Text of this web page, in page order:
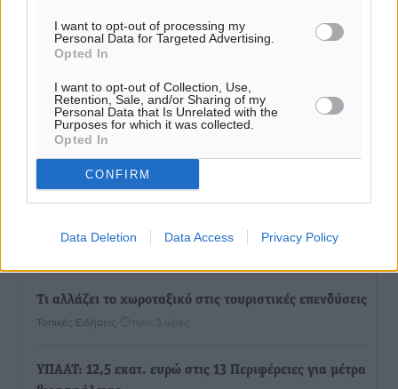
I want to opt-out of processing my
Personal Data for Targeted Advertising.
Opted In
I want to opt-out of Collection, Use,
Retention, Sale, and/or Sharing of my
Personal Data that Is Unrelated with the
Purposes for which it was collected.
Opted In
CONFIRM
Data Deletion Data Access Privacy Policy
Ροή ειδήσεων
αναχωρούν από Πειραιά, Ραφήνα και Λαύριο
Τι αλλάζει το χωροταξικό στις τουριστικές επενδύσεις
Τοπικές Ειδήσεις πριν 3 ώρες
ΥΠΑΑΤ: 12,5 εκατ. ευρώ στις 13 Περιφέρειες για μέτρα